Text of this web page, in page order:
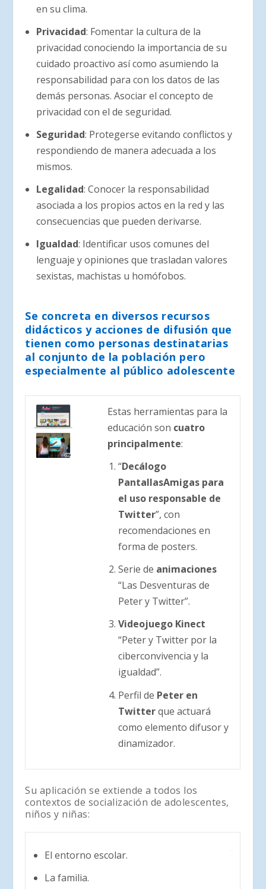
en su clima.
Privacidad: Fomentar la cultura de la
privacidad conociendo la importancia de su
cuidado proactivo así como asumiendo la
responsabilidad para con los datos de las
demás personas. Asociar el concepto de
privacidad con el de seguridad.
Seguridad: Protegerse evitando conflictos y
respondiendo de manera adecuada a los
mismos.
Legalidad: Conocer la responsabilidad
asociada a los propios actos en la red y las
consecuencias que pueden derivarse.
Igualdad: Identificar usos comunes del
lenguaje y opiniones que trasladan valores
sexistas, machistas u homófobos.
Se concreta en diversos recursos
didácticos y acciones de difusión que
tienen como personas destinatarias
al conjunto de la población pero
especialmente al público adolescente
Estas herramientas para la
educación son cuatro
principalmente:
“Decálogo
PantallasAmigas para
el uso responsable de
Twitter”, con
recomendaciones en
forma de posters.
Serie de animaciones
“Las Desventuras de
Peter y Twitter”.
Videojuego Kinect
“Peter y Twitter por la
ciberconvivencia y la
igualdad”.
Perfil de Peter en
Twitterque actuará
como elemento difusor y
dinamizador.
Su aplicación se extiende a todos los
contextos de socialización de adolescentes,
niños y niñas:
El entorno escolar.
La familia.